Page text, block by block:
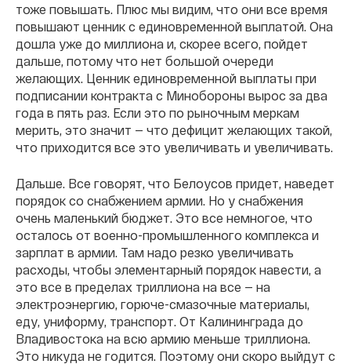
тоже повышать. Плюс мы видим, что они все время
повышают ценник с единовременной выплатой. Она
дошла уже до миллиона и, скорее всего, пойдет
дальше, потому что нет большой очереди
желающих. Ценник единовременной выплаты при
подписании контракта с Минобороны вырос за два
года в пять раз. Если это по рыночным меркам
мерить, это значит — что дефицит желающих такой,
что приходится все это увеличивать и увеличивать.
Дальше. Все говорят, что Белоусов придет, наведет
порядок со снабжением армии. Но у снабжения
очень маленький бюджет. Это все немногое, что
осталось от военно-промышленного комплекса и
зарплат в армии. Там надо резко увеличивать
расходы, чтобы элементарный порядок навести, а
это все в пределах триллиона на все — на
электроэнергию, горюче-смазочные материалы,
еду, униформу, транспорт. От Калининграда до
Владивостока на всю армию меньше триллиона.
Это никуда не годится. Поэтому они скоро выйдут с